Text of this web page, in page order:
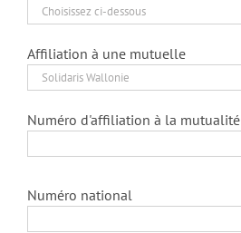
Affiliation à une mutuelle
Numéro d'affiliation à la mutualité
Numéro national